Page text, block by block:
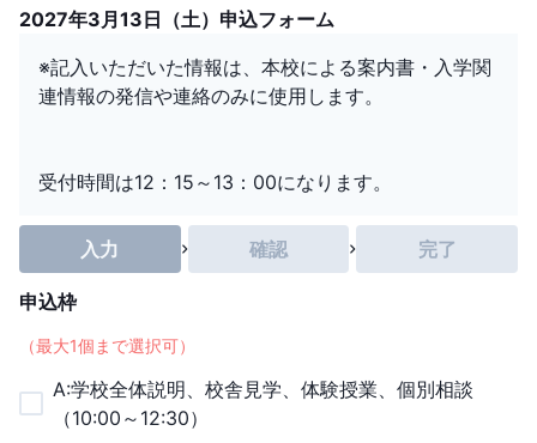
2027年3月13日（土）申込フォーム
※記入いただいた情報は、本校による案内書・入学関
連情報の発信や連絡のみに使用します。
受付時間は12：15～13：00になります。
入力 確認 完了
申込枠
（最大1個まで選択可）
A:学校全体説明、校舎見学、体験授業、個別相談
（10:00～12:30）